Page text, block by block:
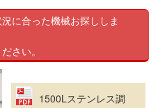
に合った機械お探ししま
さい。
1500Lステンレス調